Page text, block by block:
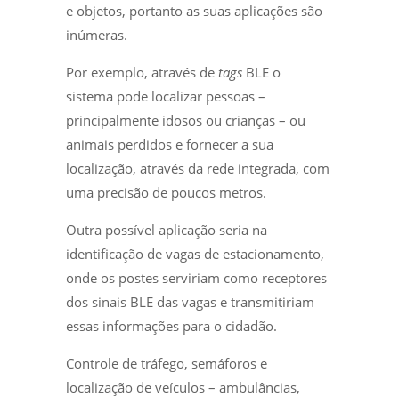
e objetos, portanto as suas aplicações são
inúmeras.
Por exemplo, através de tags BLE o
sistema pode localizar pessoas –
principalmente idosos ou crianças – ou
animais perdidos e fornecer a sua
localização, através da rede integrada, com
uma precisão de poucos metros.
Outra possível aplicação seria na
identificação de vagas de estacionamento,
onde os postes serviriam como receptores
dos sinais BLE das vagas e transmitiriam
essas informações para o cidadão.
Controle de tráfego, semáforos e
localização de veículos – ambulâncias,